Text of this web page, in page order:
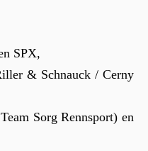
SPX,
& Schnauck / Cerny
Sorg Rennsport) en